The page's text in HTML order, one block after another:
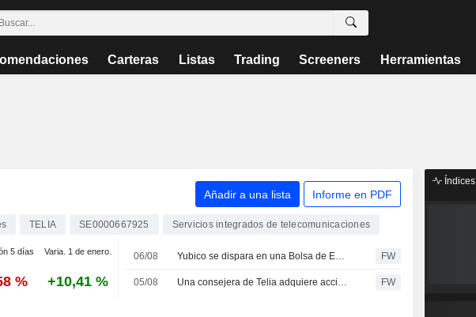
Carteras Listas Trading Screeners Herramientas
Añadir a una lista Informe en PDF
TELIA SE0000667925 Servicios integrados de telecomunicaciones
5 días Varia. 1 de enero.
% +10,41 %
06/08 Yubico se dispara en una Bolsa de Estocolmo plana, con el índice OMXS30 sin cambios FW
05/08 Una consejera de Telia adquiere acciones por algo más de 0,2 millones de coronas FW
Índices